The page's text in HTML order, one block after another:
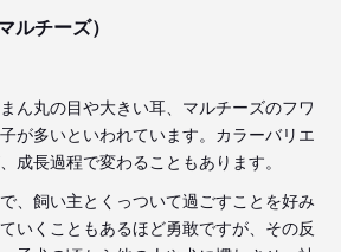
ルチーズ）
ん丸の目や大きい耳、マルチーズのフワ
が多いといわれています。カラーバリエ
成長過程で変わることもあります。
、飼い主とくっついて過ごすことを好み
いくこともあるほど勇敢ですが、その反